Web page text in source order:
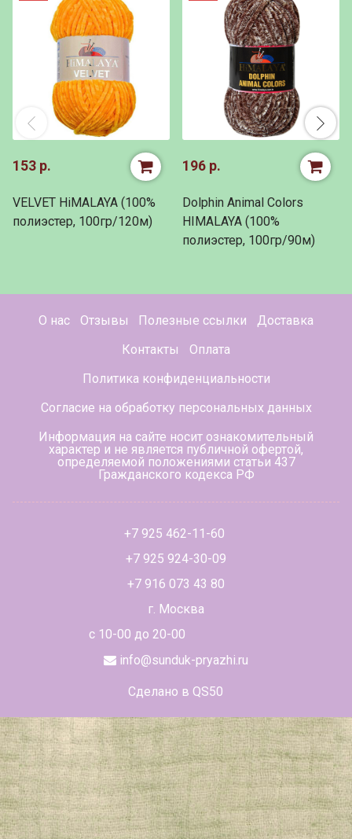
153 р.
VELVET HiMALAYA (100%
полиэстер, 100гр/120м)
196 р.
Dolphin Animal Colors
HIMALAYA (100%
полиэстер, 100гр/90м)
О нас Отзывы Полезные ссылки
Доставка
Контакты
Оплата
Политика конфиденциальности
Согласие на обработку персональных данных
Информация на сайте носит ознакомительный
характер и не является публичной офертой,
определяемой положениями статьи 437
Гражданского кодекса РФ
+7 925 462-11-60
+7 925 924-30-09
+7 916 073 43 80
г. Москва
с 10-00 до 20-00
info@sunduk-pryazhi.ru
Сделано в QS50